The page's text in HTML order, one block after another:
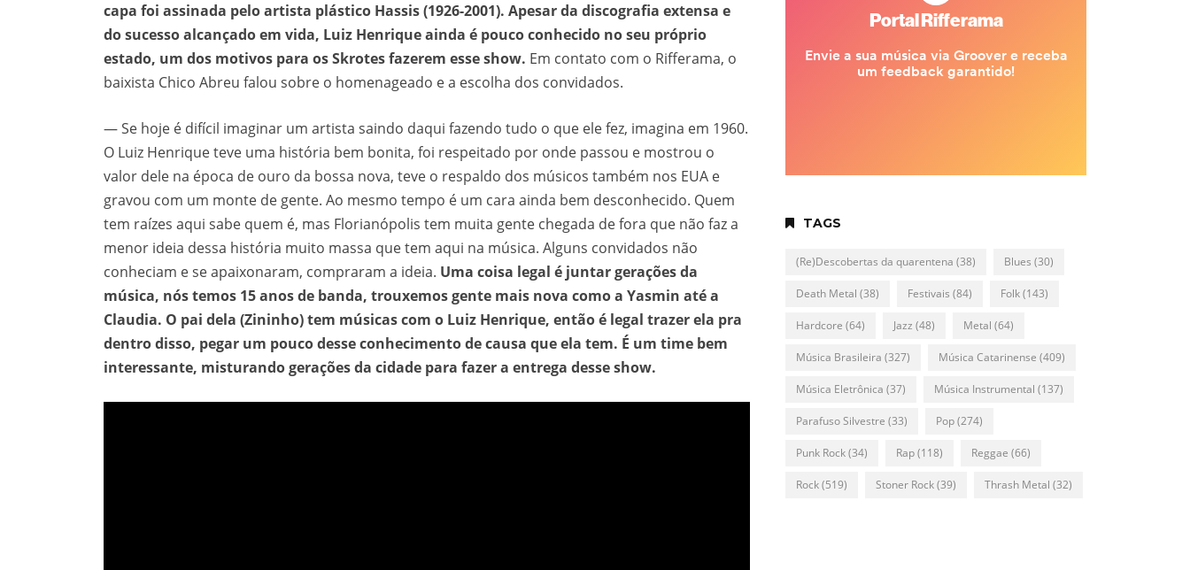
capa foi assinada pelo artista plástico Hassis (1926-2001). Apesar da discografia extensa e
do sucesso alcançado em vida, Luiz Henrique ainda é pouco conhecido no seu próprio
estado, um dos motivos para os Skrotes fazerem esse show. Em contato com o Rifferama, o
baixista Chico Abreu falou sobre o homenageado e a escolha dos convidados.
— Se hoje é difícil imaginar um artista saindo daqui fazendo tudo o que ele fez, imagina em 1960.
O Luiz Henrique teve uma história bem bonita, foi respeitado por onde passou e mostrou o
valor dele na época de ouro da bossa nova, teve o respaldo dos músicos também nos EUA e
gravou com um monte de gente. Ao mesmo tempo é um cara ainda bem desconhecido. Quem
tem raízes aqui sabe quem é, mas Florianópolis tem muita gente chegada de fora que não faz a
menor ideia dessa história muito massa que tem aqui na música. Alguns convidados não
conheciam e se apaixonaram, compraram a ideia. Uma coisa legal é juntar gerações da
música, nós temos 15 anos de banda, trouxemos gente mais nova como a Yasmin até a
Claudia. O pai dela (Zininho) tem músicas com o Luiz Henrique, então é legal trazer ela pra
dentro disso, pegar um pouco desse conhecimento de causa que ela tem. É um time bem
interessante, misturando gerações da cidade para fazer a entrega desse show.
TAGS
(Re)Descobertas da quarentena (38) Blues (30)
Death Metal (38) Festivais (84) Folk(143)
Hardcore (64) Jazz (48) Metal (64)
Música Brasileira (327) Música Catarinense (409)
Música Eletrônica (37) Música Instrumental (137)
Parafuso Silvestre (33) Pop(274)
Punk Rock(34) Rap(118) Reggae (66)
Rock(519) Stoner Rock(39) Thrash Metal (32)